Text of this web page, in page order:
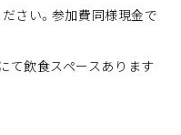
さい。参加費同様現金で
て飲食スペースあります